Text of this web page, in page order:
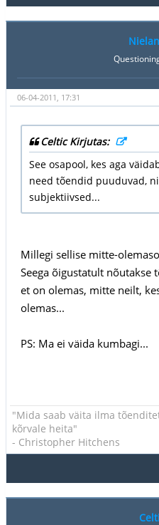
06-04-2011, 17:31
Celtic Kirjutas:
See osapool, kes aga
need tõendid puuduvad,
subjektiivsed...
Millegi sellise mitte-
Seega õigustatult nõutakse
et on olemas, mitte neilt,
olemas...
PS: Ma ei väida kumbagi...
"Mida saab väita ilma
kõrvale heita"
- Christopher Hitchens